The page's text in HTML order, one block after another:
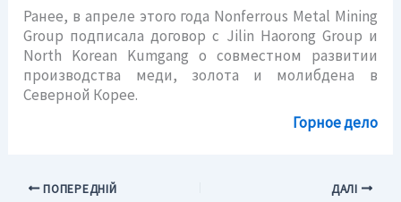
Ранее, в апреле этого года Nonferrous Metal Mining
Group подписала договор с Jilin Haorong Group и
North Korean Kumgang о совместном развитии
производства меди, золота и молибдена в
Северной Корее.
Горное дело
ПОПЕРЕДНІЙ ДАЛІ